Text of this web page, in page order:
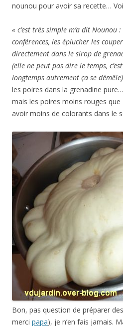
nounou pour avoir sa recette…
« c’est très simple m’a dit Nounou
conférences, les éplucher les
directement dans le sirop de
(elle ne peut pas dire le temps,
longtemps autrement ça se
les poires dans la grenadine
mais les poires moins rouges
avoir moins de colorants dans le
Bon, pas question de préparer des
merci papa), je n’en fais jamais.